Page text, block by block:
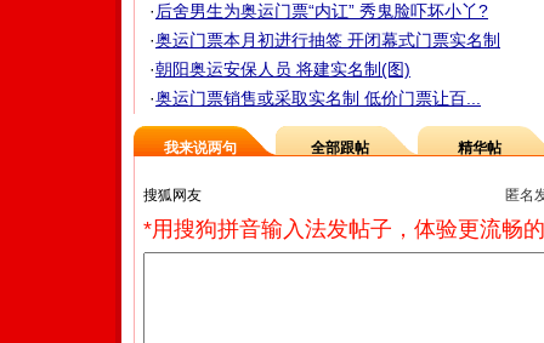
· 后舍男生为奥运门票“内讧” 秀鬼脸吓坏小丫?
·奥运门票本月初进行抽签 开闭幕式门票实名制
·朝阳奥运安保人员 将建实名制(图)
·奥运门票销售或采取实名制 低价门票让百...
我来说两句 全部跟帖 精华帖
匿名
*用搜狗拼音输入法发帖子，体验更流畅